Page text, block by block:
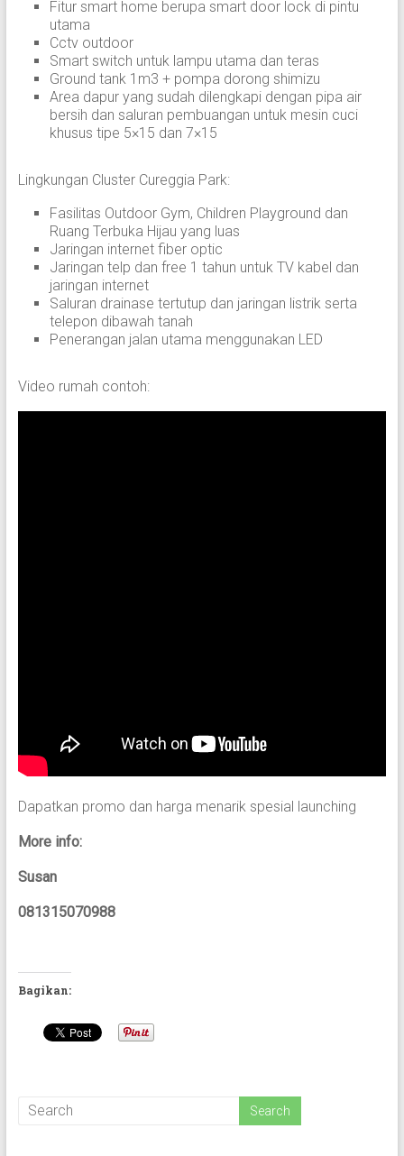
Fitur smart home berupa smart door lock di pintu
utama
Cctv outdoor
Smart switch untuk lampu utama dan teras
Ground tank 1m3 + pompa dorong shimizu
Area dapur yang sudah dilengkapi dengan pipa air
bersih dan saluran pembuangan untuk mesin cuci
khusus tipe 5×15 dan 7×15
Lingkungan Cluster Cureggia Park:
Fasilitas Outdoor Gym, Children Playground dan
Ruang Terbuka Hijau yang luas
Jaringan internet fiber optic
Jaringan telp dan free 1 tahun untuk TV kabel dan
jaringan internet
Saluran drainase tertutup dan jaringan listrik serta
telepon dibawah tanah
Penerangan jalan utama menggunakan LED
Video rumah contoh:
Dapatkan promo dan harga menarik spesial launching
More info:
Susan
081315070988
Bagikan: